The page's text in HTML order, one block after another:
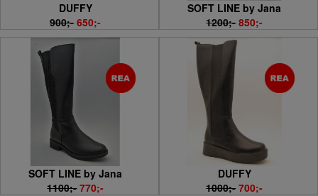
DUFFY
900;- 650;-
SOFT LINE by Jana
1200;- 850;-
SOFT LINE by Jana
1100;- 770;-
DUFFY
1000;- 700;-